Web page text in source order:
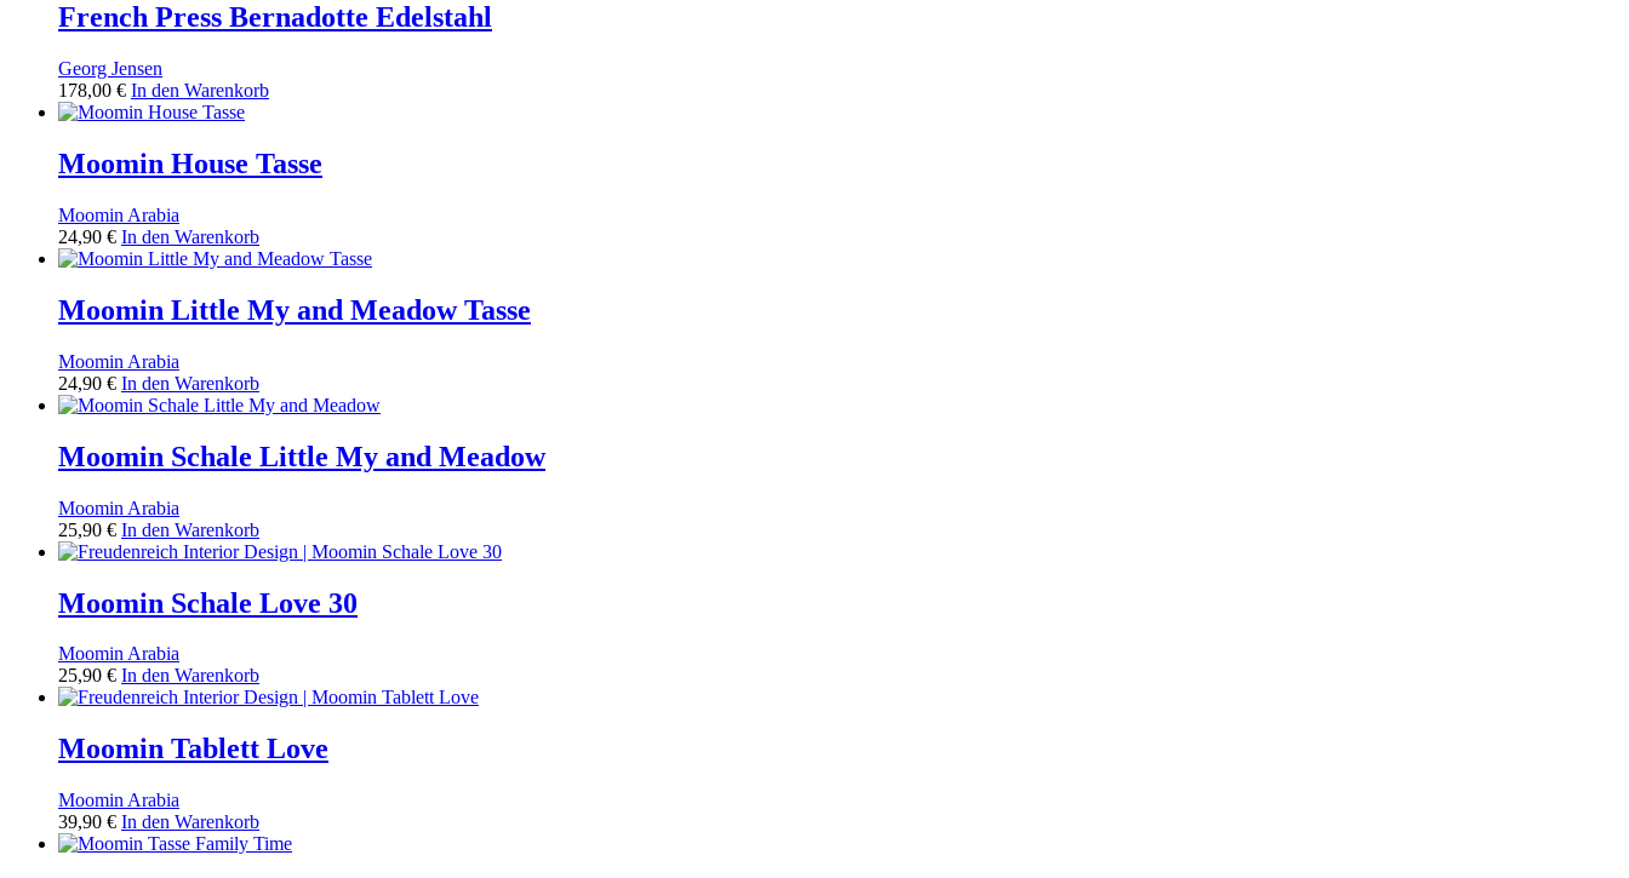
French Press Bernadotte Edelstahl
Georg Jensen
178,00 € In den Warenkorb
Moomin House Tasse
Moomin Arabia
24,90 € In den Warenkorb
Moomin Little My and Meadow Tasse
Moomin Arabia
24,90 € In den Warenkorb
Moomin Schale Little My and Meadow
Moomin Arabia
25,90 € In den Warenkorb
Moomin Schale Love 30
Moomin Arabia
25,90 € In den Warenkorb
Moomin Tablett Love
Moomin Arabia
39,90 € In den Warenkorb